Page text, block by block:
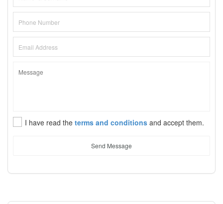
I have read the terms and conditions and accept them.
Send Message